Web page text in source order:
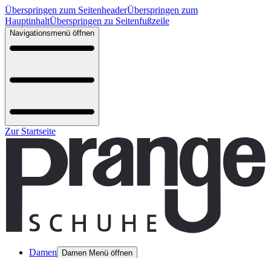
Überspringen zum SeitenheaderÜberspringen zum
HauptinhaltÜberspringen zu Seitenfußzeile
Navigationsmenü öffnen
Zur Startseite
Damen Damen Menü öffnen